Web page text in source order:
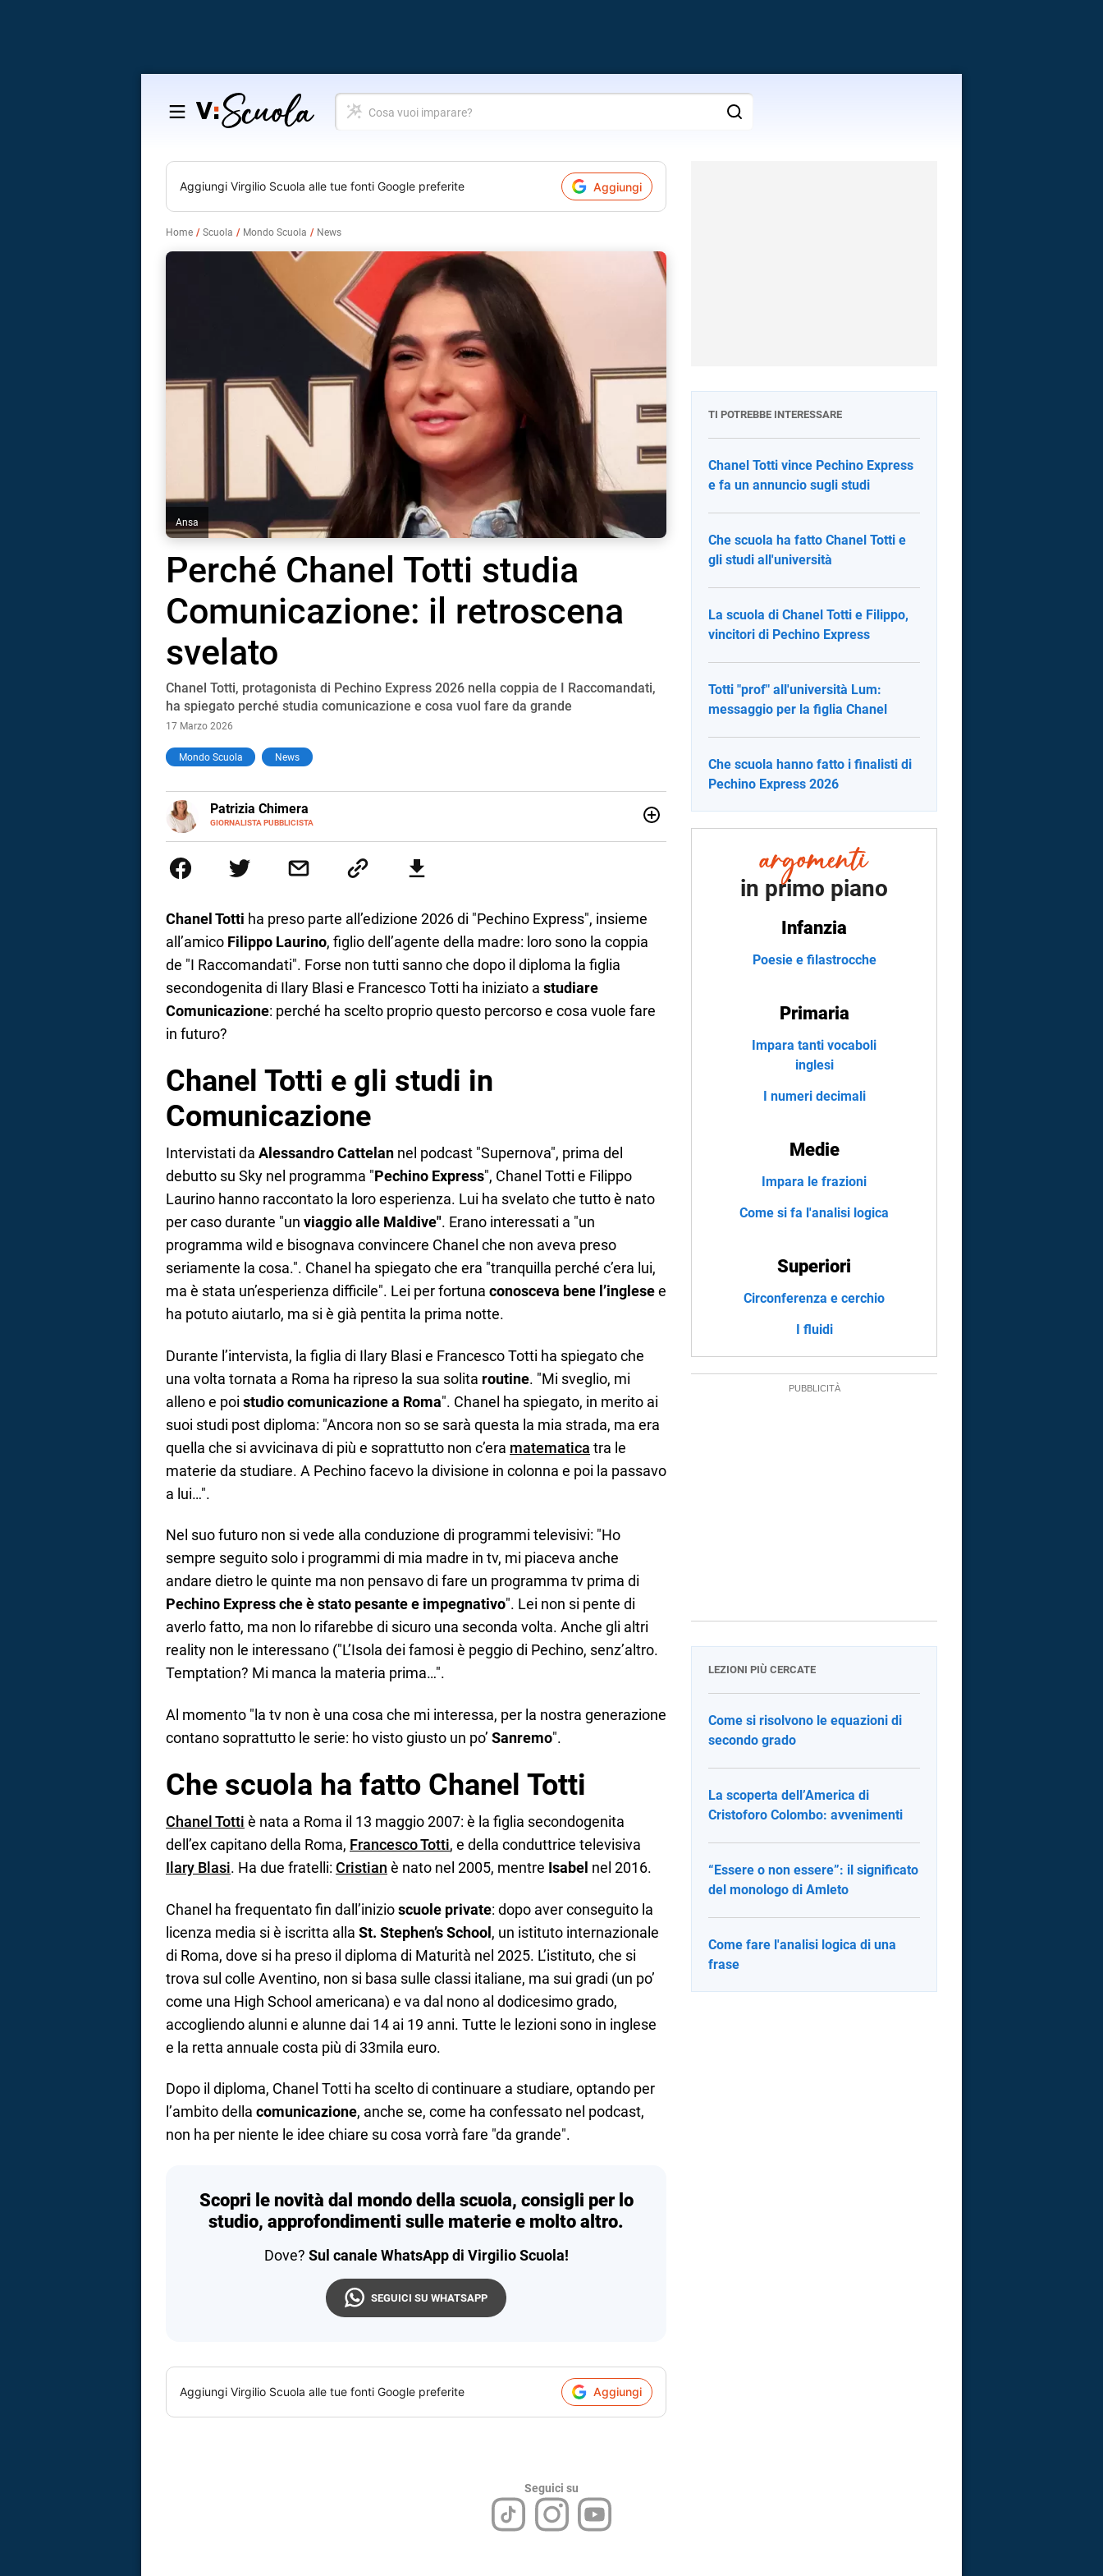
Salta
contenuto
Cosa
vuoi
Aggiungi Virgilio Scuola alle tue fonti Google preferite Aggiungi
Home Scuola Mondo Scuola News
Ansa
Perché Chanel Totti studia
Comunicazione: il retroscena
svelato
Chanel Totti, protagonista di Pechino Express 2026 nella coppia de I Raccomandati,
ha spiegato perché studia comunicazione e cosa vuol fare da grande
17 Marzo 2026
Mondo Scuola News
Patrizia Chimera
GIORNALISTA PUBBLICISTA
E-
MAIL
LINKEDIN
comunicazione specializzandosi nella scrittura di articoli sul mondo scolastico.
Chanel Totti ha preso parte all’edizione 2026 di "Pechino Express", insieme
all’amico Filippo Laurino, figlio dell’agente della madre: loro sono la coppia
de "I Raccomandati". Forse non tutti sanno che dopo il diploma la figlia
secondogenita di Ilary Blasi e Francesco Totti ha iniziato a studiare
Comunicazione: perché ha scelto proprio questo percorso e cosa vuole fare
in futuro?
Chanel Totti e gli studi in
Comunicazione
Intervistati da Alessandro Cattelan nel podcast "Supernova", prima del
debutto su Sky nel programma "Pechino Express", Chanel Totti e Filippo
Laurino hanno raccontato la loro esperienza. Lui ha svelato che tutto è nato
per caso durante "un viaggio alle Maldive". Erano interessati a "un
programma wild e bisognava convincere Chanel che non aveva preso
seriamente la cosa.". Chanel ha spiegato che era "tranquilla perché c’era lui,
ma è stata un’esperienza difficile". Lei per fortuna conosceva bene l’inglesee
ha potuto aiutarlo, ma si è già pentita la prima notte.
Durante l’intervista, la figlia di Ilary Blasi e Francesco Totti ha spiegato che
una volta tornata a Roma ha ripreso la sua solita routine. "Mi sveglio, mi
alleno e poi studio comunicazione a Roma". Chanel ha spiegato, in merito ai
suoi studi post diploma: "Ancora non so se sarà questa la mia strada, ma era
quella che si avvicinava di più e soprattutto non c’era matematica tra le
materie da studiare. A Pechino facevo la divisione in colonna e poi la passavo
a lui…".
Nel suo futuro non si vede alla conduzione di programmi televisivi: "Ho
sempre seguito solo i programmi di mia madre in tv, mi piaceva anche
andare dietro le quinte ma non pensavo di fare un programma tv prima di
Pechino Express che è stato pesante e impegnativo". Lei non si pente di
averlo fatto, ma non lo rifarebbe di sicuro una seconda volta. Anche gli altri
reality non le interessano ("L’Isola dei famosi è peggio di Pechino, senz’altro.
Temptation? Mi manca la materia prima…".
Al momento "la tv non è una cosa che mi interessa, per la nostra generazione
contano soprattutto le serie: ho visto giusto un po’ Sanremo".
Che scuola ha fatto Chanel Totti
Chanel Totti è nata a Roma il 13 maggio 2007: è la figlia secondogenita
dell’ex capitano della Roma, Francesco Totti, e della conduttrice televisiva
Ilary Blasi. Ha due fratelli: Cristian è nato nel 2005, mentre Isabel nel 2016.
Chanel ha frequentato fin dall’inizioscuole private: dopo aver conseguito la
licenza media si è iscritta alla St. Stephen’s School, un istituto internazionale
di Roma, dove si ha preso il diploma di Maturità nel 2025. L’istituto, che si
trova sul colle Aventino, non si basa sulle classi italiane, ma sui gradi (un po’
come una High School americana) e va dal nono al dodicesimo grado,
accogliendo alunni e alunne dai 14 ai 19 anni. Tutte le lezioni sono in inglese
e la retta annuale costa più di 33mila euro.
Dopo il diploma, Chanel Totti ha scelto di continuare a studiare, optando per
l’ambito della comunicazione, anche se, come ha confessato nel podcast,
non ha per niente le idee chiare su cosa vorrà fare "da grande".
Scopri le novità dal mondo della scuola, consigli per lo
studio, approfondimenti sulle materie e molto altro.
Dove? Sul canale WhatsApp di Virgilio Scuola!
SEGUICI SU WHATSAPP
Aggiungi Virgilio Scuola alle tue fonti Google preferite Aggiungi
TI POTREBBE INTERESSARE
Chanel Totti vince Pechino Express
e fa un annuncio sugli studi
Che scuola ha fatto Chanel Totti e
gli studi all'università
La scuola di Chanel Totti e Filippo,
vincitori di Pechino Express
Totti "prof" all'università Lum:
messaggio per la figlia Chanel
Che scuola hanno fatto i finalisti di
Pechino Express 2026
in primo piano
Infanzia
Poesie e filastrocche
Primaria
Impara tanti vocaboli
inglesi
I numeri decimali
Medie
Impara le frazioni
Come si fa l'analisi logica
Superiori
Circonferenza e cerchio
I fluidi
LEZIONI PIÙ CERCATE
Come si risolvono le equazioni di
secondo grado
La scoperta dell’America di
Cristoforo Colombo: avvenimenti
“Essere o non essere”: il significato
del monologo di Amleto
Come fare l'analisi logica di una
frase
Seguici su